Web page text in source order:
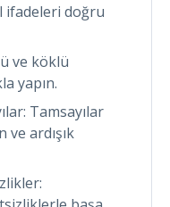
ifadeleri doğru
ve köklü
yapın.
Tamsayılar
ardışık